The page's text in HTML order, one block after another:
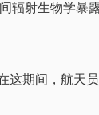
辐射生物学暴
这期间，航天